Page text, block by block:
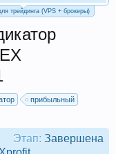
трейдинга (VPS + брокеры)
прибыльный
Этап: Завершена